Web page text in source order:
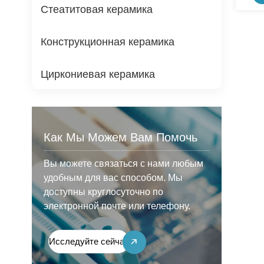
Стеатитовая керамика
Конструкционная керамика
Циркониевая керамика
Как Мы Можем Вам Помочь
Вы можете связаться с нами любым
удобным для вас способом. Мы
доступны круглосуточно по
электронной почте или телефону.
Исследуйте сейчас